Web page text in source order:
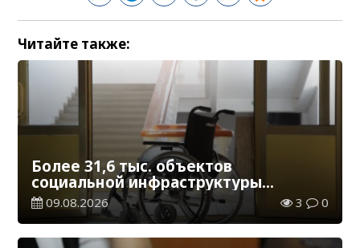
Читайте также:
Более 31,6 тыс. объектов
социальной инфраструктуры
адаптированы для лиц с
инвалидностью
09.08.2026 3 0